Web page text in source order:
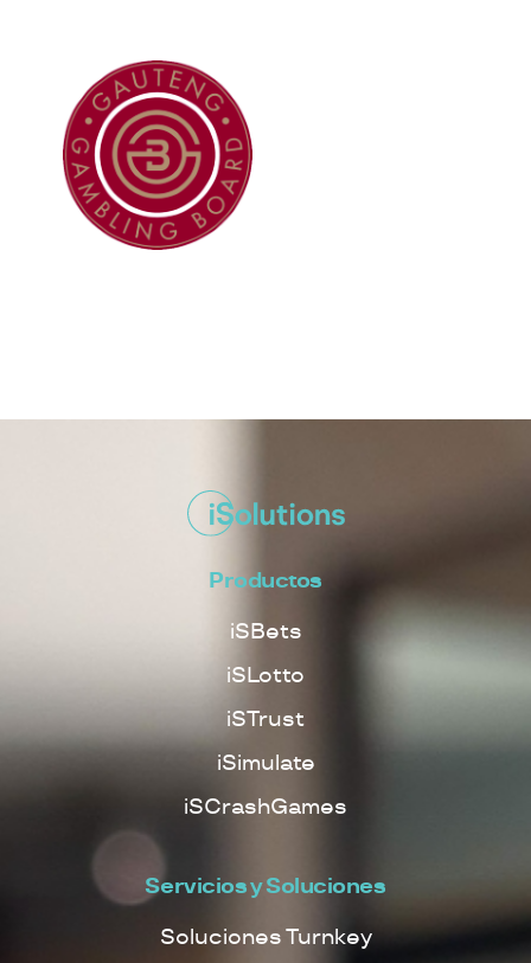
Productos
iSBets
iSLotto
iSTrust
iSimulate
iSCrashGames
Servicios y Soluciones
Soluciones Turnkey